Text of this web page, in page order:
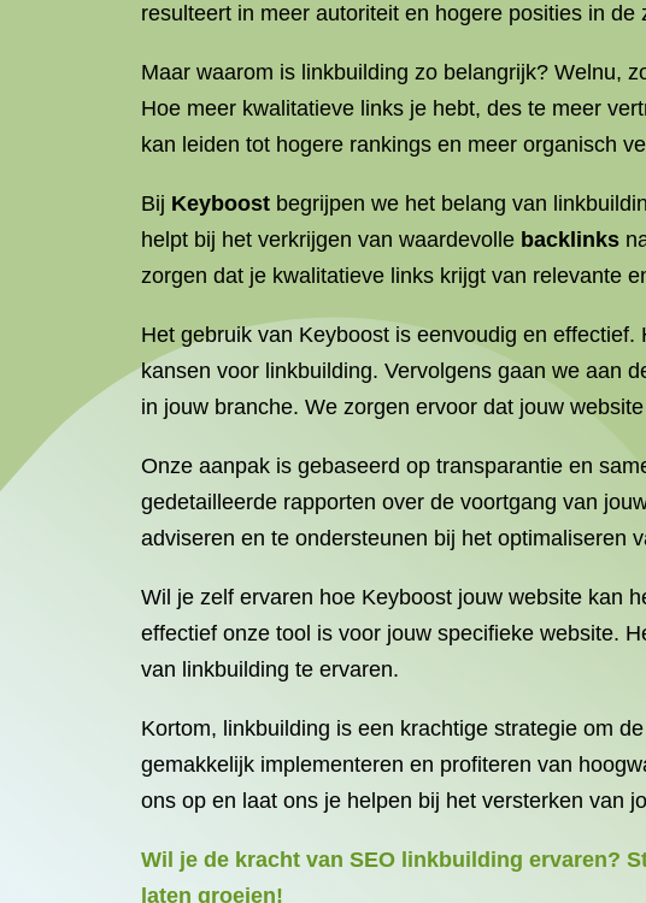
resulteert in meer autoriteit en hogere posities in de
Maar waarom is linkbuilding zo belangrijk? Welnu,
Hoe meer kwalitatieve links je hebt, des te meer
kan leiden tot hogere rankings en meer organisch
Bij Keyboost begrijpen we het belang van
helpt bij het verkrijgen van waardevolle backlinks
zorgen dat je kwalitatieve links krijgt van relevante
Het gebruik van Keyboost is eenvoudig en
kansen voor linkbuilding. Vervolgens gaan we aan
in jouw branche. We zorgen ervoor dat jouw
Onze aanpak is gebaseerd op transparantie en
gedetailleerde rapporten over de voortgang van
adviseren en te ondersteunen bij het optimaliseren
Wil je zelf ervaren hoe Keyboost jouw website kan
effectief onze tool is voor jouw specifieke website.
van linkbuilding te ervaren.
Kortom, linkbuilding is een krachtige strategie om
gemakkelijk implementeren en profiteren van
ons op en laat ons je helpen bij het versterken van
Wil je de kracht van SEO linkbuilding ervaren?
laten groeien!